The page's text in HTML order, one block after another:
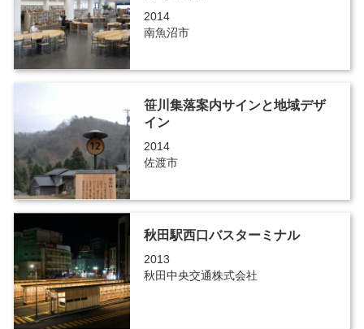
2014
南魚沼市
笹川集落案内サインと地域デザ
イン
2014
佐渡市
秋田駅西口バスターミナル
2013
秋田中央交通株式会社